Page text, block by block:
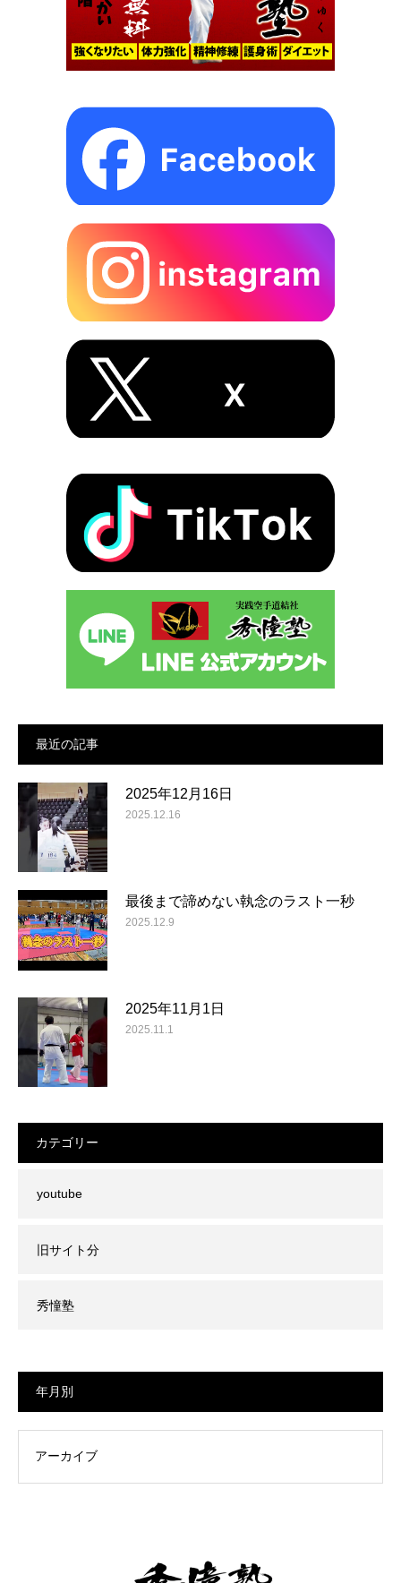
最近の記事
2025年12月16日
2025.12.16
最後まで諦めない執念のラスト一秒
2025.12.9
2025年11月1日
2025.11.1
カテゴリー
youtube
旧サイト分
秀憧塾
年月別